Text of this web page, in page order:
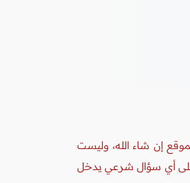
إن شاء الله، وليست
على أي سؤال شرعي يدخل